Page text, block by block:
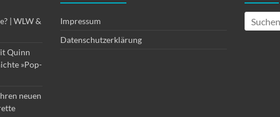
| WLW &
Quinn
»Pop-
neuen
Impressum
Datenschutzerklärung